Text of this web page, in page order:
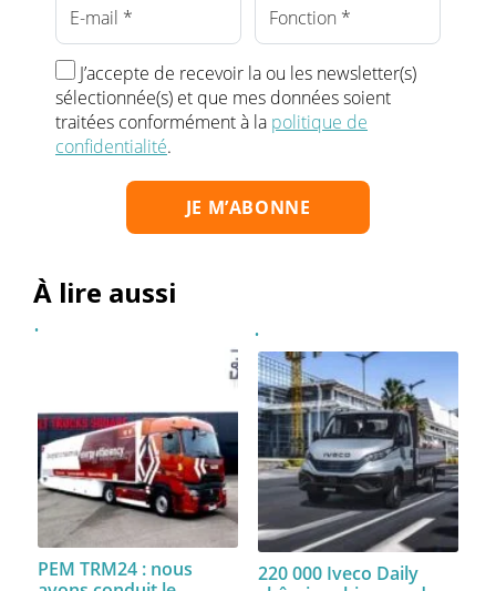
J’accepte de recevoir la ou les newsletter(s)
sélectionnée(s) et que mes données soient
traitées conformément à la politique de
confidentialité.
À lire aussi
PEM TRM24 : nous
220 000 Iveco Daily